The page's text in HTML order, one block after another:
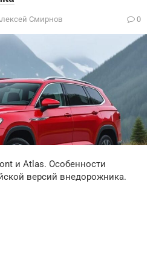
Смирнов 0
и Atlas. Особенности
версий внедорожника.